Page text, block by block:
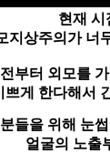
현재 시
지상주의가 너
부터 외모를
쁘게 한다해서
들을 위해 눈
얼굴의 노출